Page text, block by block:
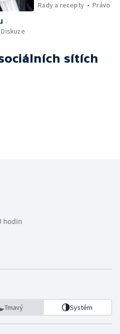
Diskuze
Rady a recepty
Právo
sítích
hodin
Tmavý Systém